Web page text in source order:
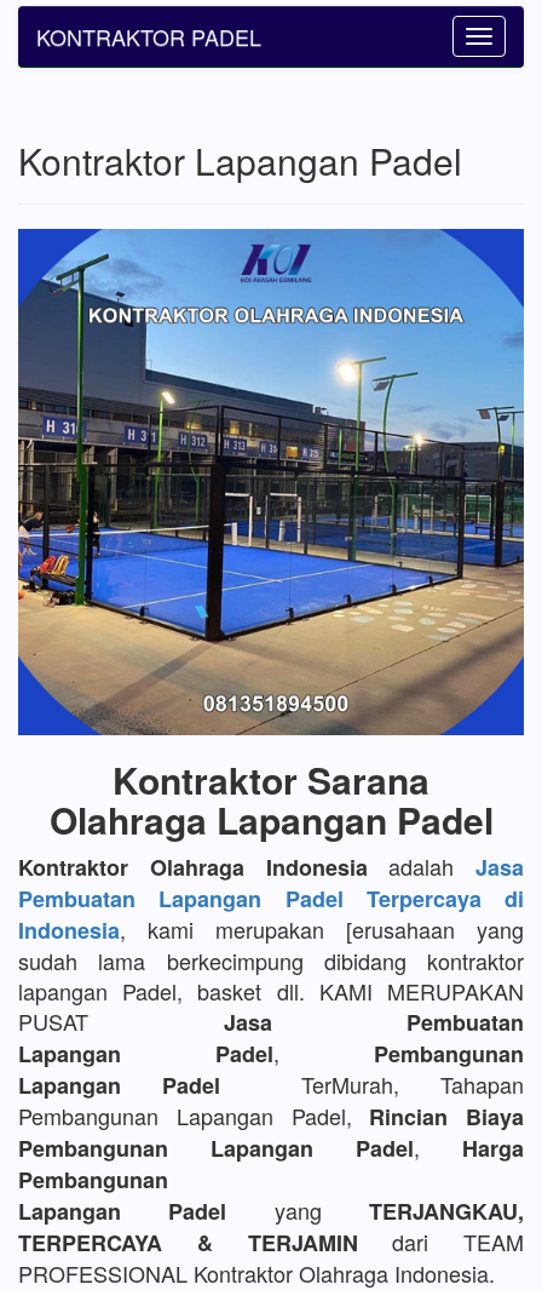
Toggle
KONTRAKTOR PADEL
Kontraktor Lapangan Padel
Kontraktor Sarana
Olahraga Lapangan Padel
Kontraktor Olahraga Indonesia adalah Jasa
Pembuatan Lapangan Padel Terpercaya di
Indonesia, kami merupakan [erusahaan yang
sudah lama berkecimpung dibidang kontraktor
lapangan Padel, basket dll. KAMI MERUPAKAN
PUSAT Jasa Pembuatan
Lapangan Padel, Pembangunan
Lapangan Padel TerMurah, Tahapan
Pembangunan Lapangan Padel, Rincian Biaya
Pembangunan Lapangan Padel, Harga
Pembangunan
Lapangan Padel yangTERJANGKAU,
TERPERCAYA & TERJAMIN dari TEAM
PROFESSIONAL Kontraktor Olahraga Indonesia.